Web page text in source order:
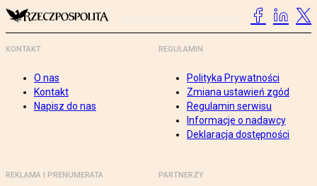
KONTAKT
O nas
Kontakt
Napisz do nas
REGULAMIN
Polityka Prywatności
Zmiana ustawień zgód
Regulamin serwisu
Informacje o nadawcy
Deklaracja dostępności
REKLAMA I PRENUMERATA PARTNERZY